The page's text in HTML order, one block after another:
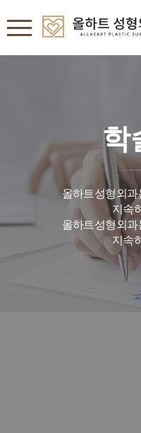
학
올하트성형외과
지속
올하트성형외
지속